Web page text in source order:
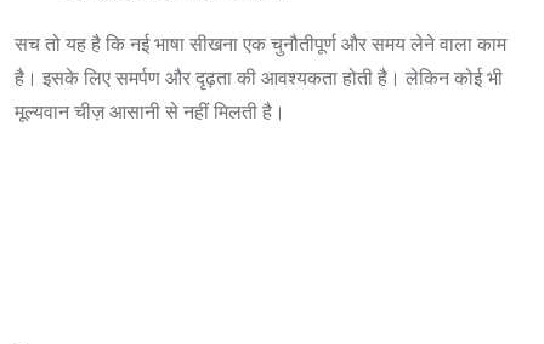
सच तो यह है कि नई भाषा सीखना एक चुनौतीपूर्ण और समय लेने वाला काम
है। इसके लिए समर्पण और दृढ़ता की आवश्यकता होती है। लेकिन कोई भी
मूल्यवान चीज़ आसानी से नहीं मिलती है।